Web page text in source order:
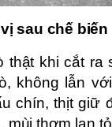
sau chế biến
thật khi cắt ra
không lẫn
chín, thịt giữ
mùi thơm lan